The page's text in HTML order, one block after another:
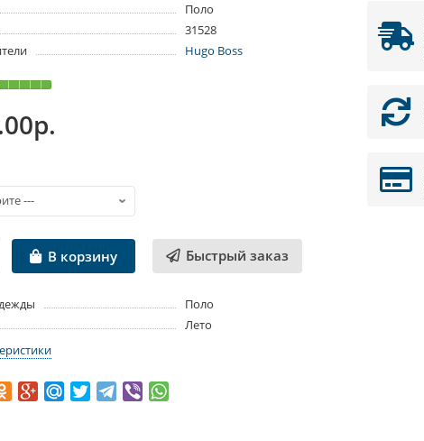
Поло
31528
Hugo Boss
В корзину Быстрый заказ
Поло
Лето